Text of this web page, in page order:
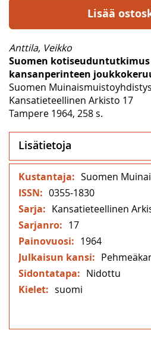
Lisää
Anttila, Veikko
Suomen kotiseuduntutkimus
kansanperinteen
Suomen Muinaismuistoyhdistys
Kansatieteellinen Arkisto 17
Tampere 1964, 258 s.
Lisätietoja
Lisätietoja
Suomen
0355-1830
Kansatieteellinen
17
1964
Nidottu
suomi